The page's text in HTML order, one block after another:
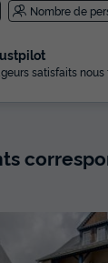
Nombre de
nous font